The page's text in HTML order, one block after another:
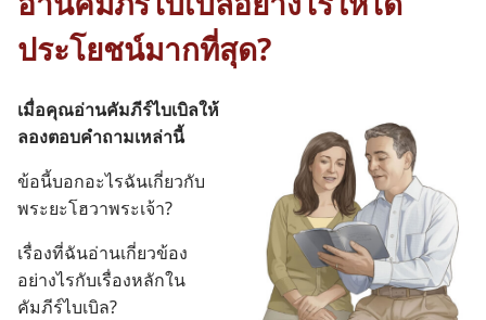
ประโยชน์มากที่สุด?
เมื่อ​คุณ​อ่าน​คัมภีร์​ไบเบิล​ให้​
ลอง​ตอบ​คำ​ถาม​เหล่า​นี้
ข้อ​นี้​บอก​อะไร​ฉัน​เกี่ยว​กับ​
พระ​ยะโฮวา​พระเจ้า?
เรื่อง​ที่​ฉัน​อ่าน​เกี่ยว​ข้อง​
อย่าง​ไร​กับ​เรื่อง​หลัก​ใน​
คัมภีร์​ไบเบิล?